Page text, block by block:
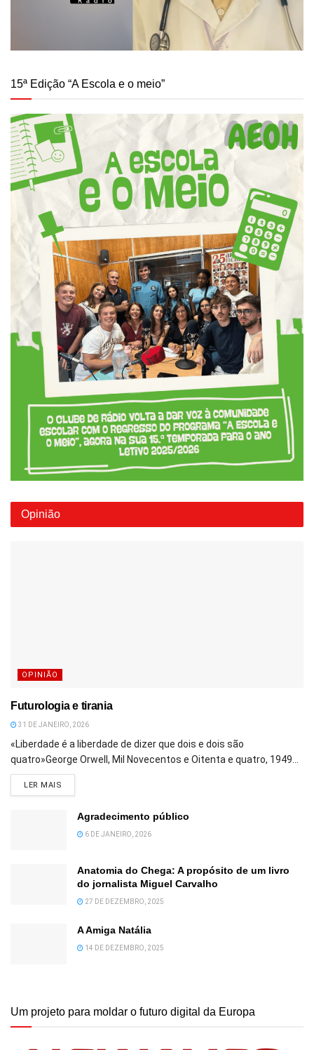
15ª Edição “A Escola e o meio”
Opinião
OPINIÃO
Futurologia e tirania
31 DE JANEIRO, 2026
«Liberdade é a liberdade de dizer que dois e dois são
quatro»George Orwell, Mil Novecentos e Oitenta e quatro, 1949...
LER MAIS
Agradecimento público
6 DE JANEIRO, 2026
Anatomia do Chega: A propósito de um livro
do jornalista Miguel Carvalho
27 DE DEZEMBRO, 2025
A Amiga Natália
14 DE DEZEMBRO, 2025
Um projeto para moldar o futuro digital da Europa